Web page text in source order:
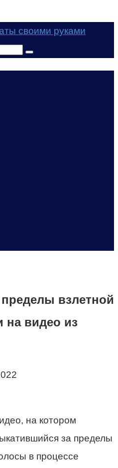
взлетной
на видео из
на котором
за пределы
в процессе